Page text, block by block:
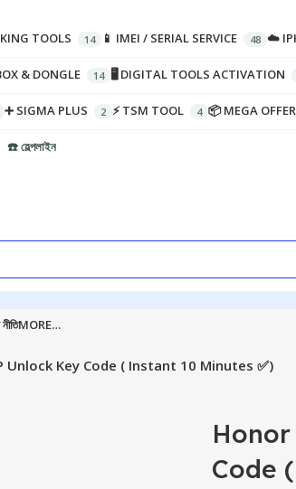
TOOLS 📱 IMEI / SERIAL SERVICE ☁️
& DONGLE 🖥️ DIGITAL TOOLS ACTIVATION
➕ SIGMA PLUS ⚡ TSM TOOL 📦 MEGA OFFER
☎️ হেল্পলাইন
MORE…
Unlock Key Code ( Instant 10 Minutes ✅)
Code